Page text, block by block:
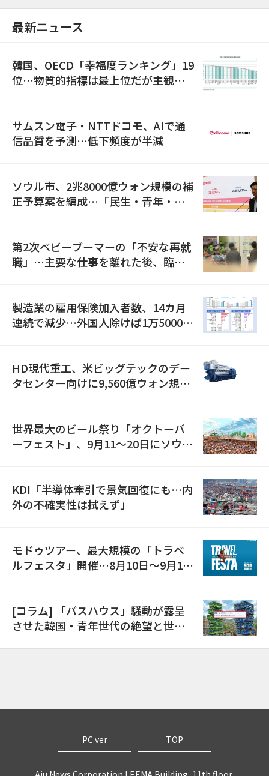
最新ニュース
韓国、OECD「幸福度ランキング」19
位…物質的指標は最上位だが主観的
サムスン電子・NTTドコモ、AIで通
信品質を予測…低下頻度が半減
ソウル市、2兆8000億ウォン規模の補
正予算案を編成…「民生・青年・安
第2次ベビーブーマーの「不安な再就
職」…主要な仕事を離れた後、臨時
製造業の雇用保険加入者数、14カ月
連続で減少…外国人除けば1万5000人
HD現代重工、米ビッグテックのデー
タセンター向けに9,560億ウォン規模
世界最大のビール祭り「オクトーバ
ーフェスト」、9月11〜20日にソウル
KDI「半導体牽引で景気回復にも…内
外の不確実性は拭えず」
モドゥツアー、最大規模の「トラベ
ルフェスタ」開催…8月10日～9月11
[コラム] 「バスハウス」騒動が露呈
させた韓国・青年世代の絶望と世代
PC ver TOP